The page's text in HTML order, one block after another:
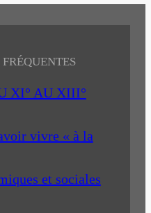
XI° AU XIII°
vivre « à la
et sociales